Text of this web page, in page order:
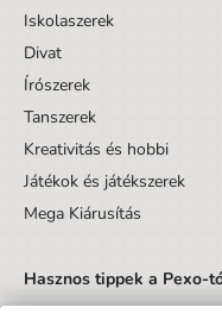
Iskolaszerek
Divat
Írószerek
Tanszerek
Kreativitás és hobbi
Játékok és játékszerek
Mega Kiárusítás
Hasznos tippek a Pexo-